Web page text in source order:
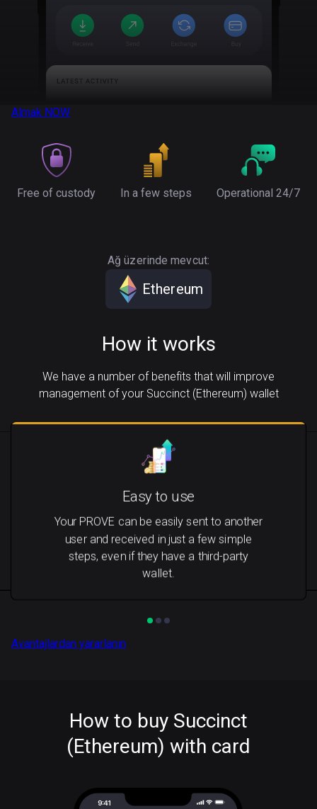
Almak NOW
Free of custody In a few steps Operational 24/7
Ağ üzerinde mevcut:
Ethereum
How it works
We have a number of benefits that will improve
management of your Succinct (Ethereum) wallet
Easy to use
Your PROVE can be easily sent to another
user and received in just a few simple
steps, even if they have a third-party
wallet.
Avantajlardan yararlanın
How to buy Succinct
(Ethereum) with card